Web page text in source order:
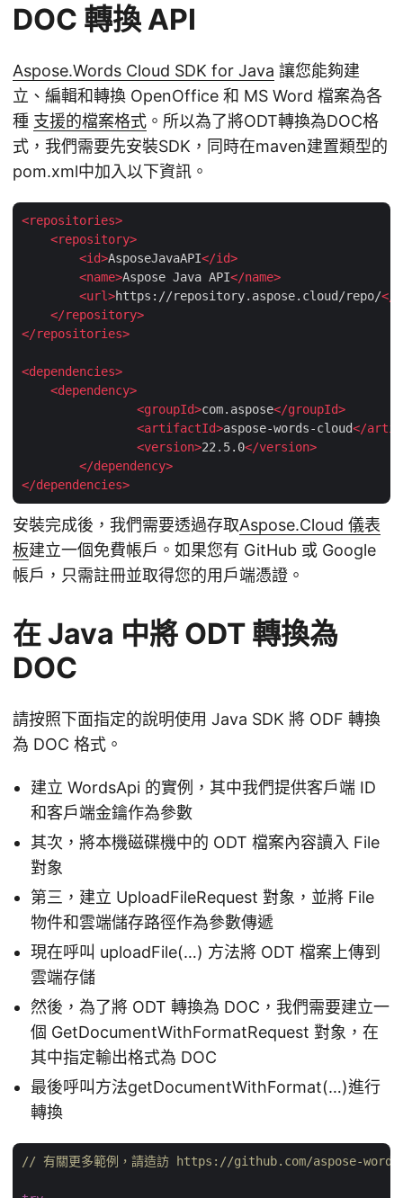
DOC 轉換 API
Aspose.Words Cloud SDK for Java 讓您能夠建
立、編輯和轉換 OpenOffice 和 MS Word 檔案為各
種 支援的檔案格式 。所以為了將ODT轉換為DOC格
式，我們需要先安裝SDK，同時在maven建置類型的
pom.xml中加入以下資訊。
<repositories>
<repository>
<id>AsposeJavaAPI</id>
<name>Aspose Java API</name>
<url>https://repository.aspose.cloud/repo/</
</repository>
</repositories>
<dependencies>
<dependency>
<groupId>com.aspose</groupId>
<artifactId>aspose-words-cloud</
<version>22.5.0</version>
</dependency>
</dependencies>
安裝完成後，我們需要透過存取Aspose.Cloud 儀表
板建立一個免費帳戶。如果您有 GitHub 或 Google
帳戶，只需註冊並取得您的用戶端憑證。
在 Java 中將 ODT 轉換為
DOC
請按照下面指定的說明使用 Java SDK 將 ODF 轉換
為 DOC 格式。
建立 WordsApi 的實例，其中我們提供客戶端 ID
和客戶端金鑰作為參數
其次，將本機磁碟機中的 ODT 檔案內容讀入 File
對象
第三，建立 UploadFileRequest 對象，並將 File
物件和雲端儲存路徑作為參數傳遞
現在呼叫 uploadFile(…) 方法將 ODT 檔案上傳到
雲端存儲
然後，為了將 ODT 轉換為 DOC，我們需要建立一
個 GetDocumentWithFormatRequest 對象，在
其中指定輸出格式為 DOC
最後呼叫方法getDocumentWithFormat(…)進行
轉換
// 有關更多範例，請造訪 https://github.com/aspose-